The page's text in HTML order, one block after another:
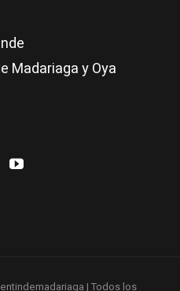
Madariaga y Oya
| Todos los